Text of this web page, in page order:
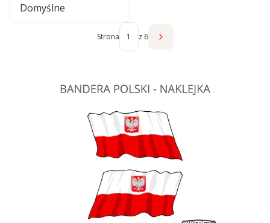
Domyślne
Strona z 6 Następne produkty